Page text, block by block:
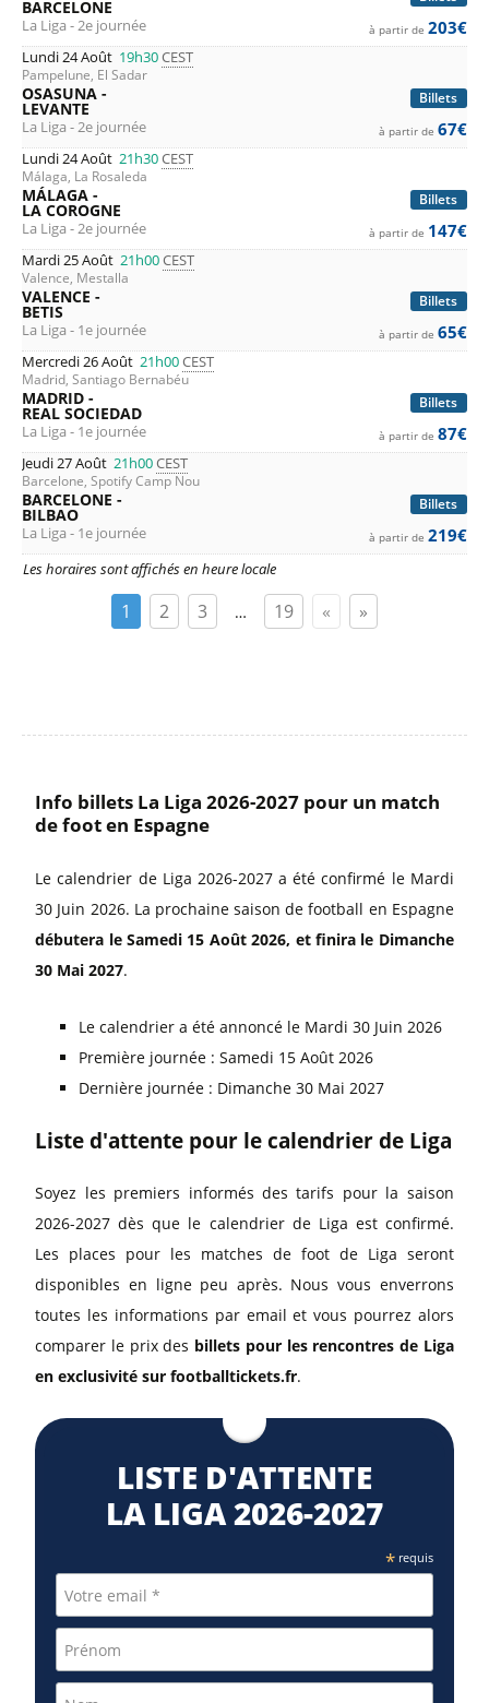
Les horaires sont affichés en heure locale
BARCELONE
La Liga - 2e journée à partir de 203€
Lundi 24 Août 19h30CEST
Pampelune, El Sadar
Billets
OSASUNA -
LEVANTE
La Liga - 2e journée à partir de 67€
Lundi 24 Août 21h30CEST
Málaga, La Rosaleda
Billets
MÁLAGA -
LA COROGNE
La Liga - 2e journée à partir de 147€
Mardi 25 Août 21h00CEST
Valence, Mestalla
Billets
VALENCE -
BETIS
La Liga - 1e journée à partir de 65€
Mercredi 26 Août 21h00CEST
Madrid, Santiago Bernabéu
Billets
MADRID -
REAL SOCIEDAD
La Liga - 1e journée à partir de 87€
Jeudi 27 Août 21h00CEST
Barcelone, Spotify Camp Nou
Billets
BARCELONE -
BILBAO
La Liga - 1e journée à partir de 219€
1 2 3 … 19 « »
Info billets La Liga 2026-2027 pour un match
de foot en Espagne
Le calendrier de Liga 2026-2027 a été confirmé le Mardi
30 Juin 2026. La prochaine saison de football en Espagne
débutera le Samedi 15 Août 2026, et finira le Dimanche
30 Mai 2027.
Le calendrier a été annoncé le Mardi 30 Juin 2026
Première journée : Samedi 15 Août 2026
Dernière journée : Dimanche 30 Mai 2027
Liste d'attente pour le calendrier de Liga
Soyez les premiers informés des tarifs pour la saison
2026-2027 dès que le calendrier de Liga est confirmé.
Les places pour les matches de foot de Liga seront
disponibles en ligne peu après. Nous vous enverrons
toutes les informations par email et vous pourrez alors
comparer le prix des billets pour les rencontres de Liga
en exclusivité sur footballtickets.fr.
LISTE D'ATTENTE
LA LIGA 2026-2027
*requis